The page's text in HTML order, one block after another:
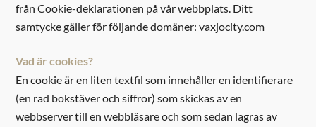
från Cookie-deklarationen på vår webbplats. Ditt
samtycke gäller för följande domäner: vaxjocity.com
Vad är cookies?
En cookie är en liten textfil som innehåller en identifierare
(en rad bokstäver och siffror) som skickas av en
webbserver till en webbläsare och som sedan lagras av